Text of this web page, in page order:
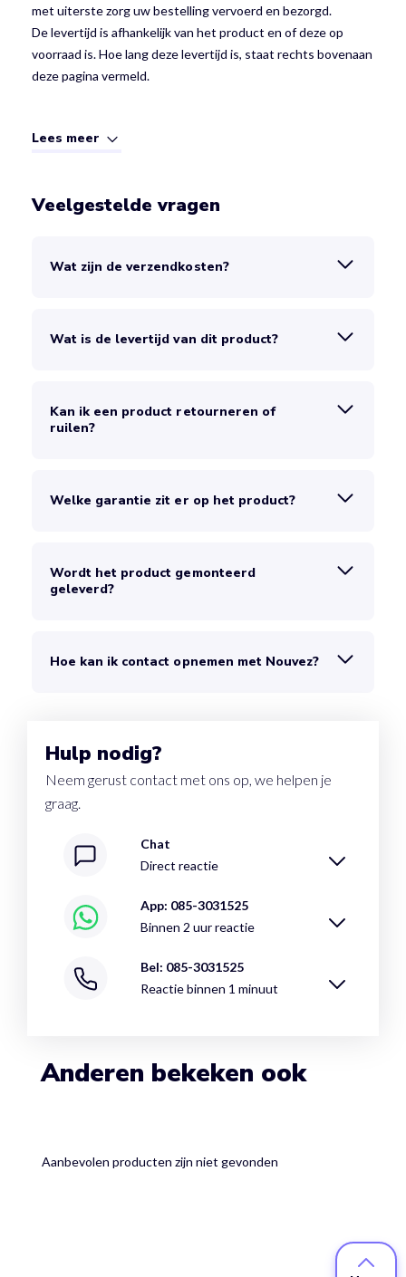
met uiterste zorg uw bestelling vervoerd en bezorgd.
De levertijd is afhankelijk van het product en of deze op
voorraad is. Hoe lang deze levertijd is, staat rechts bovenaan
deze pagina vermeld.
Lees meer
Veelgestelde vragen
Wat zijn de verzendkosten?
Wat is de levertijd van dit product?
Kan ik een product retourneren of
ruilen?
Welke garantie zit er op het product?
Wordt het product gemonteerd
geleverd?
Hoe kan ik contact opnemen met Nouvez?
Hulp nodig?
Neem gerust contact met ons op, we helpen je
graag.
Chat
Direct reactie
App: 085-3031525
Binnen 2 uur reactie
Bel: 085-3031525
Reactie binnen 1 minuut
Anderen bekeken ook
Aanbevolen producten zijn niet gevonden